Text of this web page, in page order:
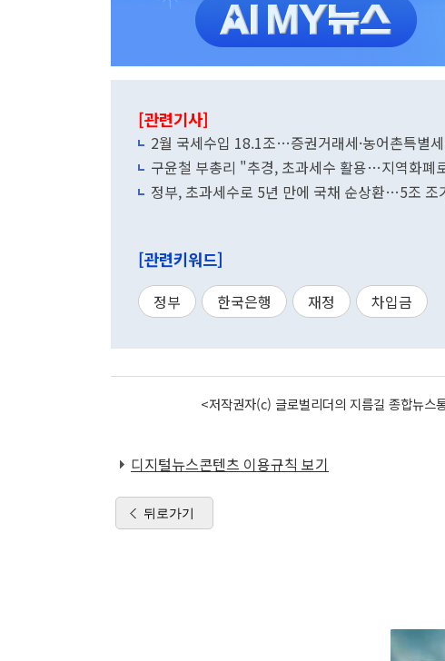
[관련기사]
2월 국세수입 18.1조…증권거래세·농어촌특별
구윤철 부총리 "추경, 초과세수 활용…지역화폐
정부, 초과세수로 5년 만에 국채 순상환…5조 조
[관련키워드]
정부 한국은행 재정 차입금
<저작권자(c) 글로벌리더의 지름길 종합뉴
디지털뉴스콘텐츠 이용규칙 보기
뒤로가기